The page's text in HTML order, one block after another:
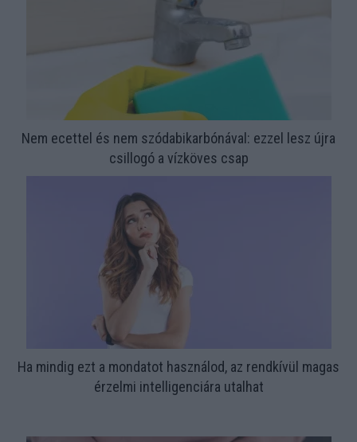
Nem ecettel és nem szódabikarbónával: ezzel lesz újra
csillogó a vízköves csap
Ha mindig ezt a mondatot használod, az rendkívül magas
érzelmi intelligenciára utalhat